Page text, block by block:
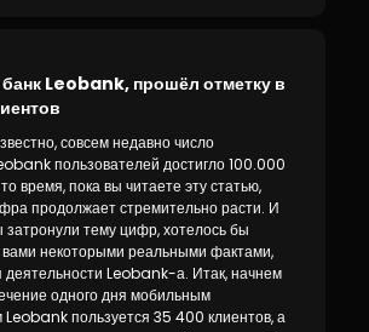
Leobank, прошёл отметку в
совсем недавно число
пользователей достигло 100.000
время, пока вы читаете эту статью,
продолжает стремительно расти. И
затронули тему цифр, хотелось бы
вами некоторыми реальными фактами,
Leobank-а. Итак, начнем
одного дня мобильным
пользуется 35 400 клиентов, а